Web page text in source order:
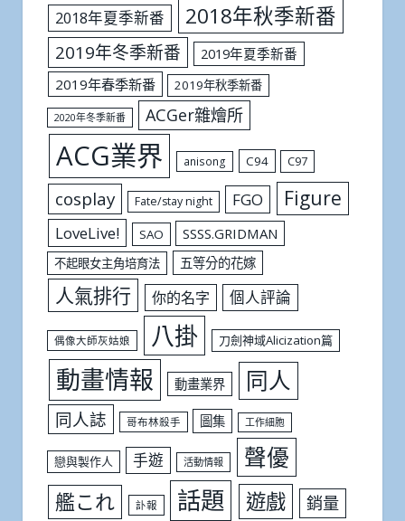
2018年夏季新番 2018年秋季新番
2019年冬季新番
2019年夏季新番
2019年春季新番
2019年秋季新番
2020年冬季新番 ACGer雜燴所
ACG業界 anisong C94 C97
cosplay Fate/stay night FGO Figure
LoveLive! SAO SSSS.GRIDMAN
不起眼女主角培育法 五等分的花嫁
人氣排行 你的名字 個人評論
偶像大師灰姑娘 八掛 刀劍神域Alicization篇
動畫情報 動畫業界 同人
同人誌 哥布林殺手 圖集 工作細胞
戀與製作人 手遊 活動情報 聲優
艦これ 訃報 話題 遊戲 銷量